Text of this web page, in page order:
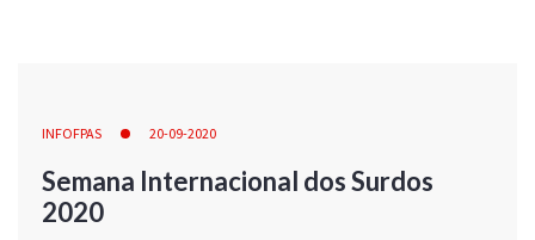
INFOFPAS 20-09-2020
Semana Internacional dos Surdos
2020